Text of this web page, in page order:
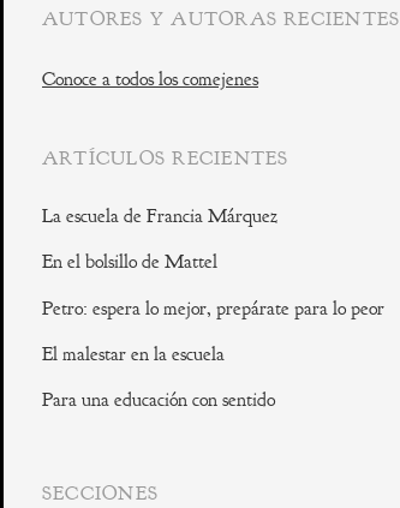
AUTORES Y AUTORAS RECIENTES
Conoce a todos los comejenes
ARTÍCULOS RECIENTES
La escuela de Francia Márquez
En el bolsillo de Mattel
Petro: espera lo mejor, prepárate para lo peor
El malestar en la escuela
Para una educación con sentido
SECCIONES